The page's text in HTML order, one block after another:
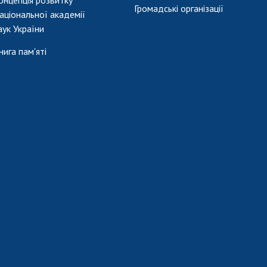
академії
України
пам'яті
Громадські організації